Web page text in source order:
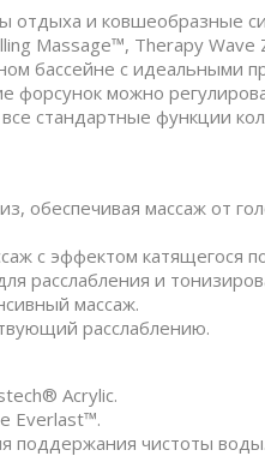
отдыха и ковшеобразные
Massage™, Therapy
бассейне с идеальными
можно
стандартные функции
обеспечивая массаж от
с эффектом катящегося
расслабления и
массаж.
расслаблению.
Acrylic.
Everlast™.
поддержания чистоты воды.